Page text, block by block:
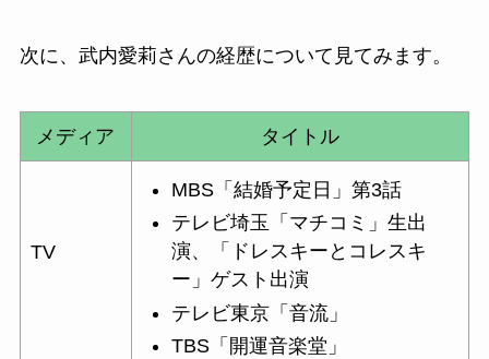
次に、武内愛莉さんの経歴について見てみます。
メディア タイトル
TV
MBS「結婚予定日」第3話
テレビ埼玉「マチコミ」生出
演、「ドレスキーとコレスキ
ー」ゲスト出演
テレビ東京「音流」
TBS「開運音楽堂」